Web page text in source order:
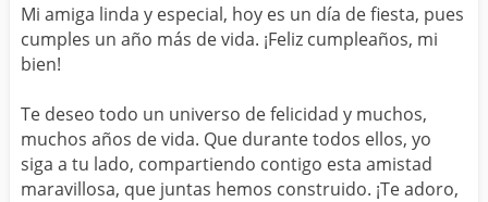
Mi amiga linda y especial, hoy es un día de fiesta, pues
cumples un año más de vida. ¡Feliz cumpleaños, mi
bien!
Te deseo todo un universo de felicidad y muchos,
muchos años de vida. Que durante todos ellos, yo
siga a tu lado, compartiendo contigo esta amistad
maravillosa, que juntas hemos construido. ¡Te adoro,